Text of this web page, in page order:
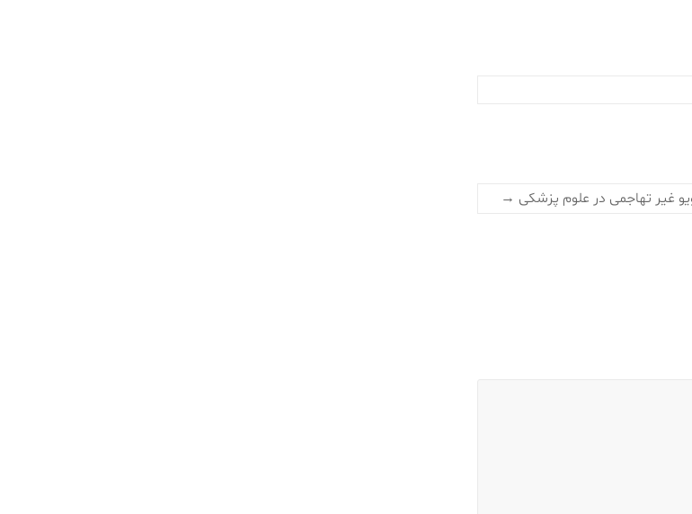
غیر تهاجمی در علوم پزشکی →